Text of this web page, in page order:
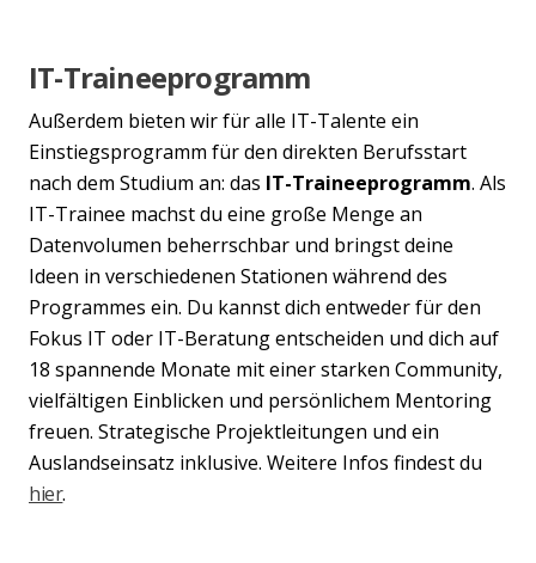
IT-Traineeprogramm
Außerdem bieten wir für alle IT-Talente ein
Einstiegsprogramm für den direkten Berufsstart
nach dem Studium an: das IT-Traineeprogramm. Als
IT-Trainee machst du eine große Menge an
Datenvolumen beherrschbar und bringst deine
Ideen in verschiedenen Stationen während des
Programmes ein. Du kannst dich entweder für den
Fokus IT oder IT-Beratung entscheiden und dich auf
18 spannende Monate mit einer starken Community,
vielfältigen Einblicken und persönlichem Mentoring
freuen. Strategische Projektleitungen und ein
Auslandseinsatz inklusive. Weitere Infos findest du
hier.